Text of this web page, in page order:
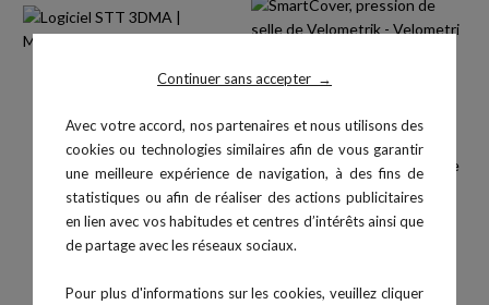
Continuer sans accepter →
Avec votre accord, nos partenaires et nous utilisons des
cookies ou technologies similaires afin de vous garantir
une meilleure expérience de navigation, à des fins de
statistiques ou afin de réaliser des actions publicitaires
en lien avec vos habitudes et centres d’intérêts ainsi que
de partage avec les réseaux sociaux.
Pour plus d'informations sur les cookies, veuillez cliquer
Logiciel STT 3DMA
SmartCover, pression de selle
de...